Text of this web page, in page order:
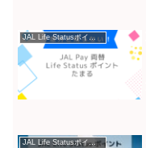
JAL Life Statusポイント – Instagram
JAL Life Statusポイント – Instagram